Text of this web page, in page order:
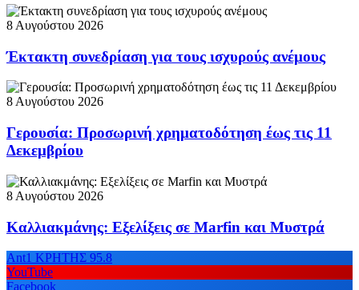
8 Αυγούστου 2026
Έκτακτη συνεδρίαση για τους ισχυρούς ανέμους
8 Αυγούστου 2026
Γερουσία: Προσωρινή χρηματοδότηση έως τις 11
Δεκεμβρίου
8 Αυγούστου 2026
Καλλιακμάνης: Εξελίξεις σε Marfin και Μυστρά
Ant1 ΚΡΗΤΗΣ 95.8
YouTube
Facebook